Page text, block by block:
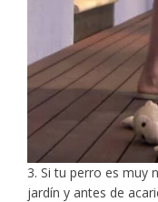
3. Si tu perro es muy
jardín y antes de